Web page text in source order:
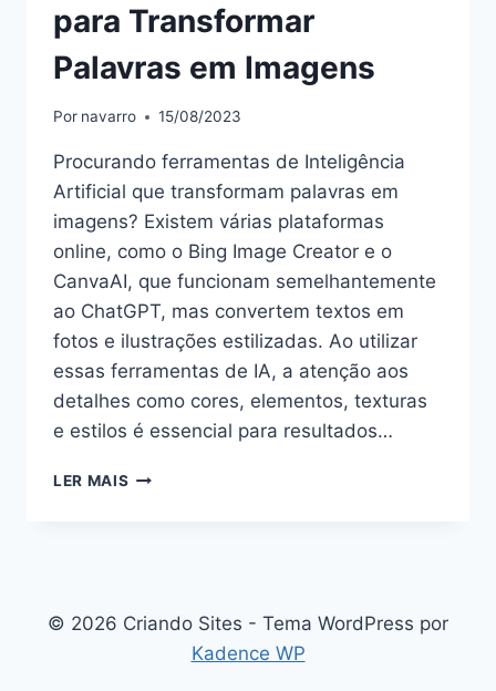
para Transformar
Palavras em Imagens
Por navarro 15/08/2023
Procurando ferramentas de Inteligência
Artificial que transformam palavras em
imagens? Existem várias plataformas
online, como o Bing Image Creator e o
CanvaAI, que funcionam semelhantemente
ao ChatGPT, mas convertem textos em
fotos e ilustrações estilizadas. Ao utilizar
essas ferramentas de IA, a atenção aos
detalhes como cores, elementos, texturas
e estilos é essencial para resultados…
LER MAIS
© 2026 Criando Sites - Tema WordPress por
Kadence WP